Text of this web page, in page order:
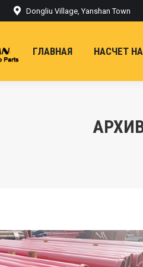
Dongliu Village, Yanshan Town
ГЛАВНАЯ НАСЧЕТ